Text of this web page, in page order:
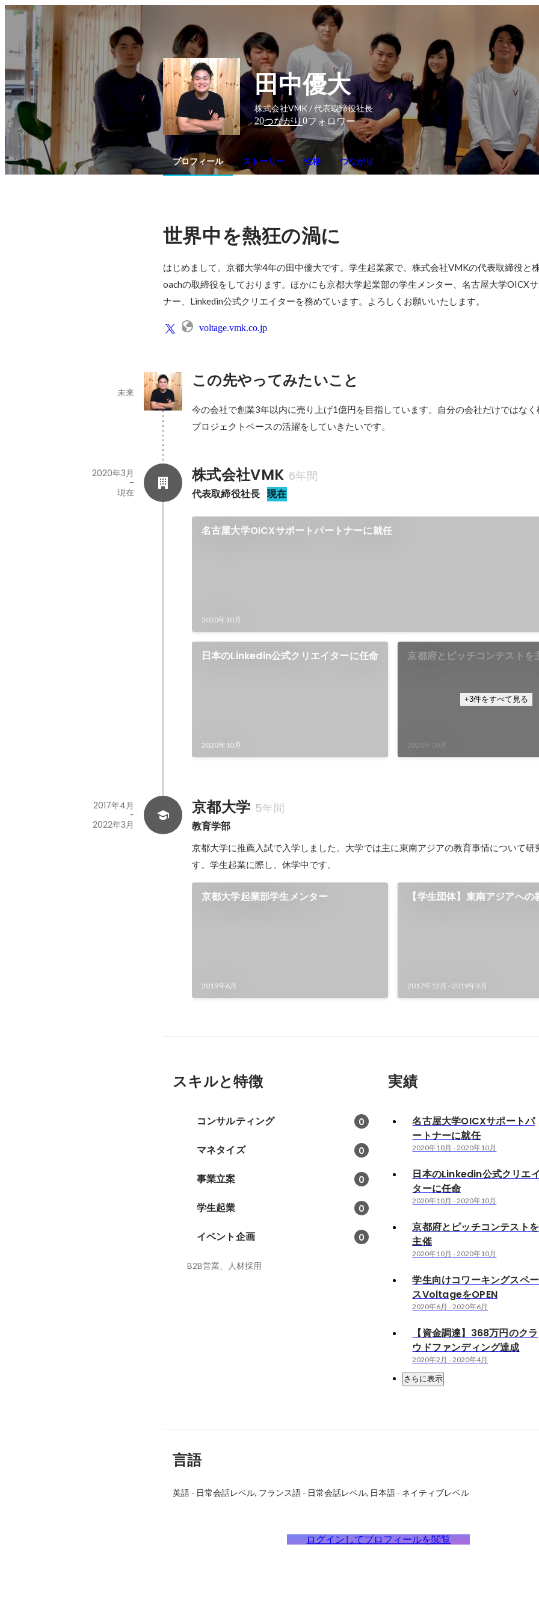
田中優大
株式会社VMK / 代表取締役社長
20つながり 0フォロワー
プロフィール ストーリー 性格 つながり
世界中を熱狂の渦に
はじめまして。京都大学4年の田中優大です。学生起業家で、株式会社VMKの代表取締役と
oachの取締役をしております。ほかにも京都大学起業部の学生メンター、名古屋大学OICX
voltage.vmk.co.jp
この先やってみたいこと
未来
今の会社で創業3年以内に売り上げ1億円を目指しています。自分の会社だけではな
プロジェクトベースの活躍をしていきたいです。
株式会社VMK 6年間
代表取締役社長 現在
2020年3月
-
現在
名古屋大学OICXサポートパートナーに就任
2020年10月
日本のLinkedin公式クリエイターに任命
2020年10月
京都府とピッチコンテストを
2020年10月
+3件をすべて見る
京都大学 5年間
教育学部
2017年4月
-
2022年3月
京都大学に推薦入試で入学しました。大学では主に東南アジアの教育事情について研
す。学生起業に際し、休学中です。
京都大学起業部学生メンター
2019年6月
【学生団体】東南アジアへの
2017年12月 -2019年3月
スキルと特徴
コンサルティング 0
マネタイズ 0
事業立案 0
学生起業 0
イベント企画 0
B2B営業、人材採用
実績
名古屋大学OICXサポートパ
ートナーに就任
2020年10月 -2020年10月
日本のLinkedin公式クリエ
ターに任命
2020年10月 -2020年10月
京都府とピッチコンテストを
主催
2020年10月 -2020年10月
学生向けコワーキングスペー
スVoltageをOPEN
2020年6月 -2020年6月
【資金調達】368万円のクラ
ウドファンディング達成
2020年2月 -2020年4月
さらに表示
言語
英語- 日常会話レベル フランス語- 日常会話レベル 日本語- ネイティブレベル
ログインしてプロフィールを閲覧